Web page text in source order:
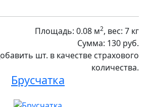
Площадь: 0.08 м2, вес: 7 кг
Сумма: 130 руб.
шт. в качестве страхового
количества.
Брусчатка